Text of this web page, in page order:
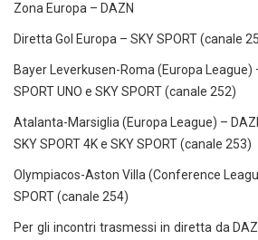
Zona Europa – DAZN
Diretta Gol Europa – SKY SPORT (canale
Bayer Leverkusen-Roma (Europa League)
SPORT UNO e SKY SPORT (canale 252)
Atalanta-Marsiglia (Europa League) –
SKY SPORT 4K e SKY SPORT (canale 253)
Olympiacos-Aston Villa (Conference
SPORT (canale 254)
Per gli incontri trasmessi in diretta da